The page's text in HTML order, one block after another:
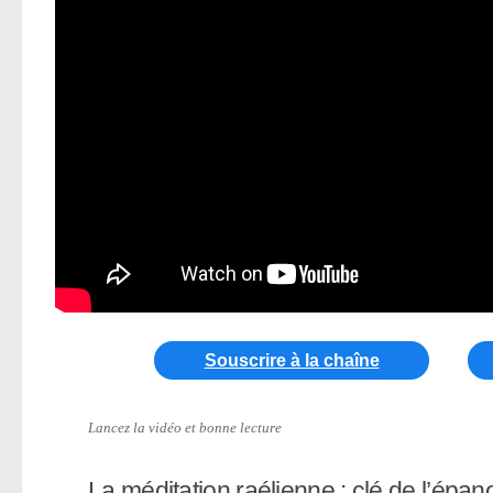
Souscrire à la chaîne
Lancez la vidéo et bonne lecture